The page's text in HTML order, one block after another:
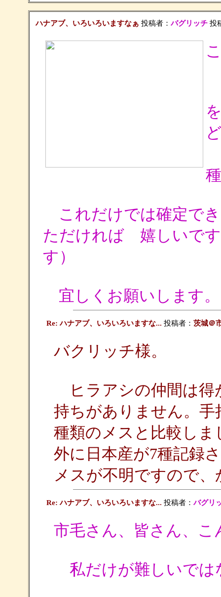
ハナアブ、いろいろいますなぁ 投稿者：バグリッチ投
これだけでは確定で
ただければ 嬉しいで
す）
宜しくお願いします。
Re: ハナアブ、いろいろいますな... 投稿者： 茨城＠
バクリッチ様。
ヒラアシの仲間は得
持ちがありません。手
種類のメスと比較し
外に日本産が7種記録
メスが不明ですので
Re: ハナアブ、いろいろいますな... 投稿者：バグリ
市毛さん、皆さん、こ
私だけが難しいでは